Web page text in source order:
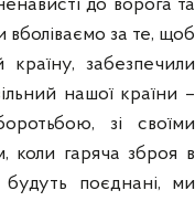
до ворога та
за те, щоб
забезпечили
нашої країни –
зі своїми
коли гаряча зброя в
будуть поєднані, ми